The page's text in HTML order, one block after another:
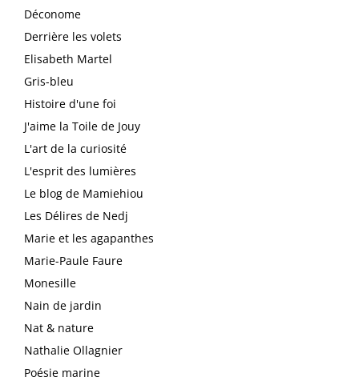
Déconome
Derrière les volets
Elisabeth Martel
Gris-bleu
Histoire d'une foi
J'aime la Toile de Jouy
L'art de la curiosité
L'esprit des lumières
Le blog de Mamiehiou
Les Délires de Nedj
Marie et les agapanthes
Marie-Paule Faure
Monesille
Nain de jardin
Nat & nature
Nathalie Ollagnier
Poésie marine